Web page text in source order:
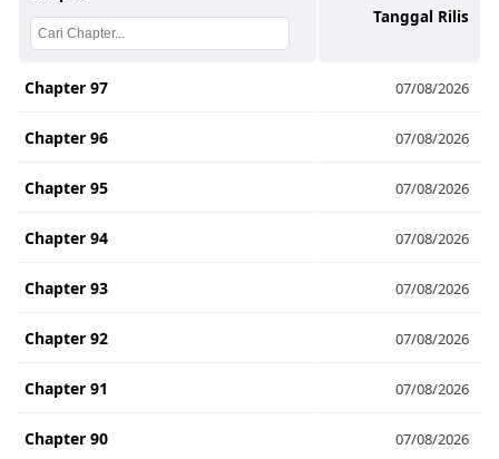
Tanggal Rilis
Chapter 97 07/08/2026
Chapter 96 07/08/2026
Chapter 95 07/08/2026
Chapter 94 07/08/2026
Chapter 93 07/08/2026
Chapter 92 07/08/2026
Chapter 91 07/08/2026
Chapter 90 07/08/2026